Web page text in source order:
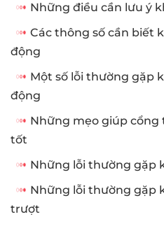
Những điều cần lưu ý
Các thông số cần biết
động
Một số lỗi thường gặp
động
Những mẹo giúp
tốt
Những lỗi thường gặp
Những lỗi thường gặp
trượt